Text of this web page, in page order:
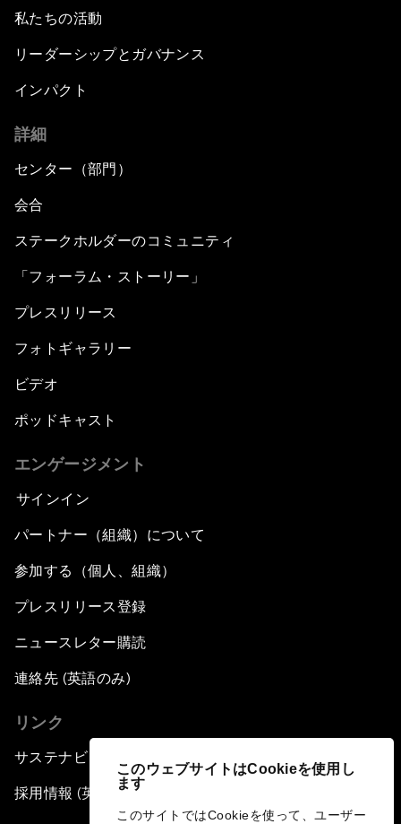
このウェブサイトはCookieを使用し
ます
このサイトではCookieを使って、ユーザー
私たちの活動
リーダーシップとガバナンス
インパクト
詳細
センター（部門）
会合
ステークホルダーのコミュニティ
「フォーラム・ストーリー」
プレスリリース
フォトギャラリー
ビデオ
ポッドキャスト
エンゲージメント
サインイン
パートナー（組織）について
参加する（個人、組織）
プレスリリース登録
ニュースレター購読
連絡先 (英語のみ)
リンク
サステナビリティへの取り組み
採用情報 (英語のみ)